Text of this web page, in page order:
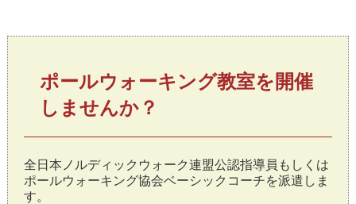
ポールウォーキング教室を開催
しませんか？
全日本ノルディックウォーク連盟公認指導員もしくは
ポールウォーキング協会ベーシックコーチを派遣しま
す。